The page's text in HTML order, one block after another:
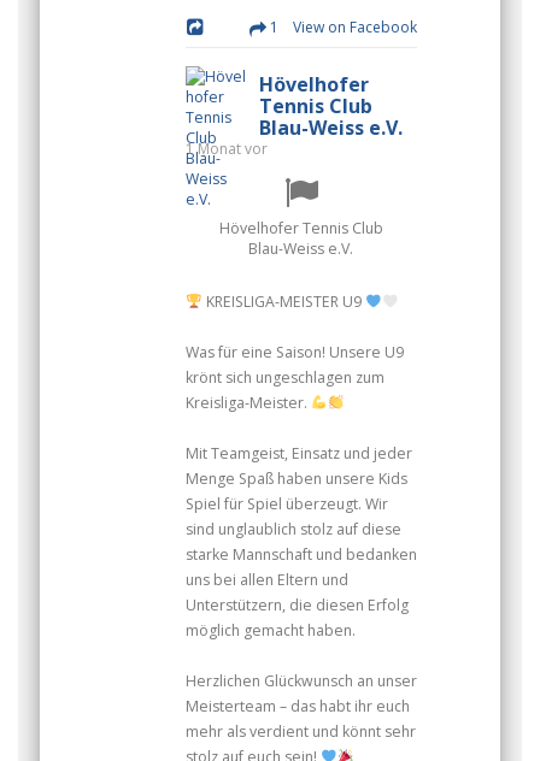
1 View on Facebook
Hövelhofer
Tennis Club
Blau-Weiss e.V.
1 Monat vor
Hövelhofer Tennis Club
Blau-Weiss e.V.
KREISLIGA-MEISTER U9
Was für eine Saison! Unsere U9
krönt sich ungeschlagen zum
Kreisliga-Meister.
Mit Teamgeist, Einsatz und jeder
Menge Spaß haben unsere Kids
Spiel für Spiel überzeugt. Wir
sind unglaublich stolz auf diese
starke Mannschaft und bedanken
uns bei allen Eltern und
Unterstützern, die diesen Erfolg
möglich gemacht haben.
Herzlichen Glückwunsch an unser
Meisterteam – das habt ihr euch
mehr als verdient und könnt sehr
stolz auf euch sein!